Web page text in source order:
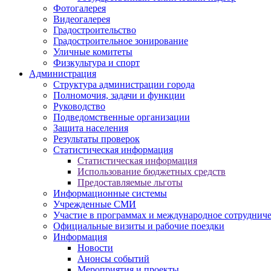
Фотогалерея
Видеогалерея
Градостроительство
Градостроительное зонирование
Уличные комитеты
Физкультура и спорт
Администрация
Структура администрации города
Полномочия, задачи и функции
Руководство
Подведомственные организации
Защита населения
Результаты проверок
Статистическая информация
Статистическая информация
Использование бюджетных средств
Предоставляемые льготы
Информационные системы
Учрежденные СМИ
Участие в программах и международное
Официальные визиты и рабочие поездки
Информация
Новости
Анонсы событий